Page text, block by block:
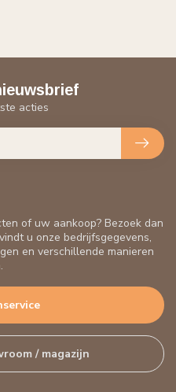
of uw aankoop? Bezoek dan
u onze bedrijfsgegevens,
en verschillende manieren
/ magazijn
acties